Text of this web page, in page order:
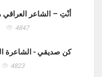
أنْتِ – الشاعر العراقي
4847
كن صديقي - الشاعرة
4823